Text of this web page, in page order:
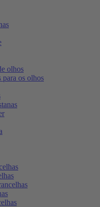
olhos
para os olhos